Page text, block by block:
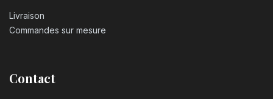
Livraison
Commandes sur mesure
Contact